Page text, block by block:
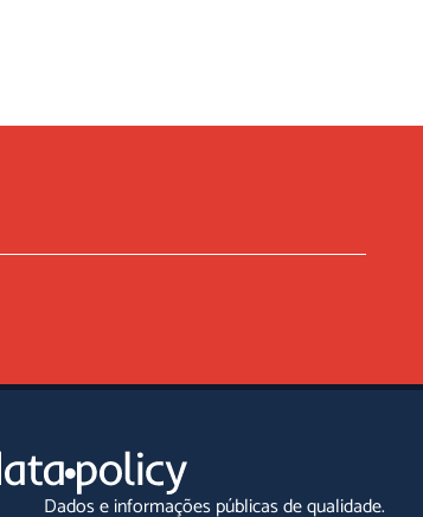
Dados e informações públicas de qualidade.